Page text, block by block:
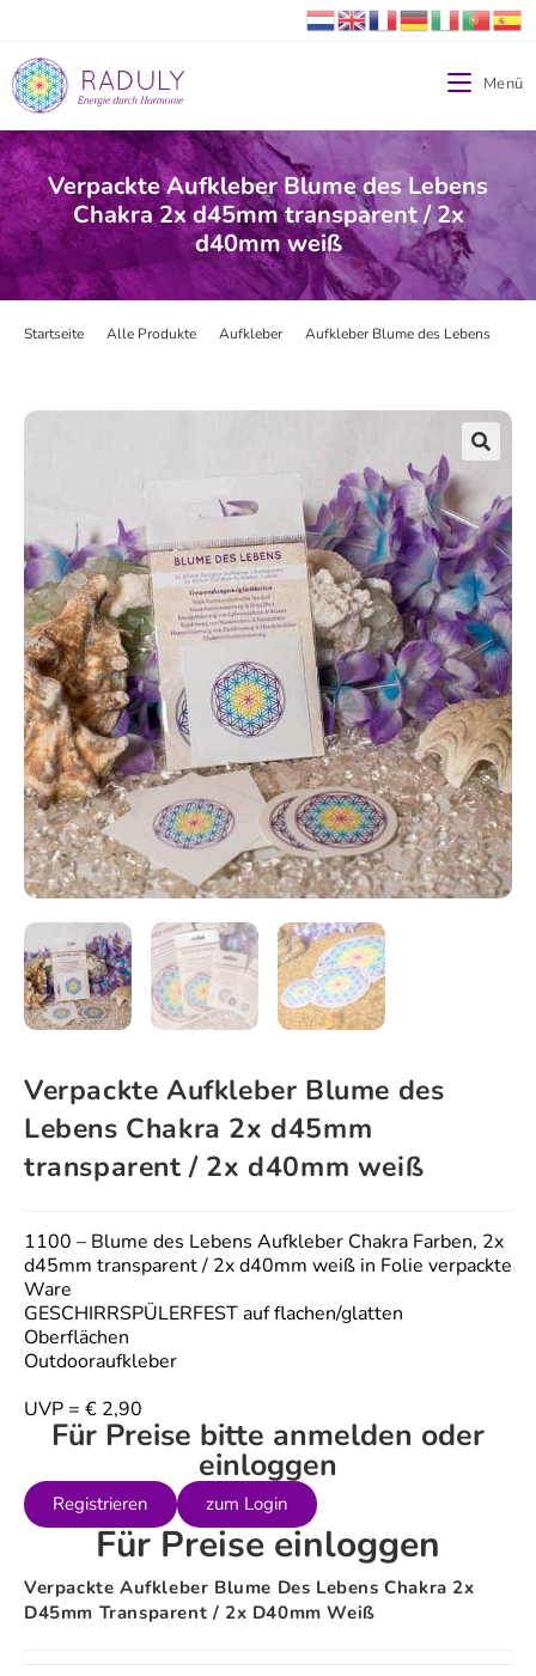
Menü
Verpackte Aufkleber Blume des Lebens
Chakra 2x d45mm transparent / 2x
d40mm weiß
Startseite Alle Produkte Aufkleber Aufkleber Blume des Lebens
Verpackte Aufkleber Blume des
Lebens Chakra 2x d45mm
transparent / 2x d40mm weiß
1100 – Blume des Lebens Aufkleber Chakra Farben, 2x
d45mm transparent / 2x d40mm weiß in Folie verpackte
Ware
GESCHIRRSPÜLERFEST auf flachen/glatten
Oberflächen
Outdooraufkleber
UVP = € 2,90
Für Preise bitte anmelden oder
einloggen
Registrieren zum Login
Für Preise einloggen
Verpackte Aufkleber Blume Des Lebens Chakra 2x
D45mm Transparent / 2x D40mm Weiß